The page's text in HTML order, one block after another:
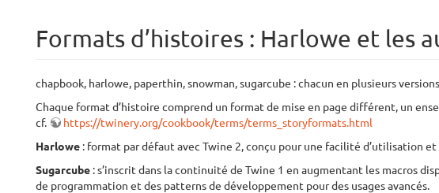
Formats d’histoires : Harlowe et les
chapbook, harlowe, paperthin, snowman, sugarcube : chacun en plusieurs versions
Chaque format d’histoire comprend un format de mise en page différent, un
cf.
https://twinery.org/cookbook/terms/terms_storyformats.html
Harlowe : format par défaut avec Twine 2, conçu pour une facilité d’utilisation
Sugarcube : s’inscrit dans la continuité de Twine 1 en augmentant les macros
de programmation et des patterns de développement pour des usages avancés.